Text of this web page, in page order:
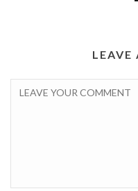
LEAVE